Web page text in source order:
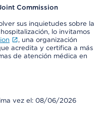
Commission
sus inquietudes sobre la
lo invitamos
, una organización
acredita y certifica a más
de atención médica en
vez el: 08/06/2026